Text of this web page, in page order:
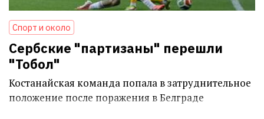
Спорт и около
Сербские "партизаны" перешли
"Тобол"
Костанайская команда попала в затруднительное
положение после поражения в Белграде